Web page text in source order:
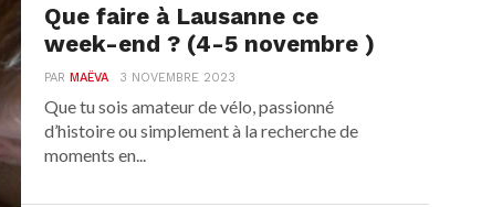
Que faire à Lausanne ce
week-end ? (4-5 novembre )
PARMAËVA 3 NOVEMBRE 2023
Que tu sois amateur de vélo, passionné
d’histoire ou simplement à la recherche de
moments en...